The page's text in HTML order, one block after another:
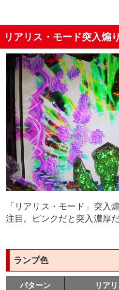
リアリス・モード突入煽り
「リアリス・モード」突入
注目。ピンクだと突入濃厚だ
ランプ色
パターン リア